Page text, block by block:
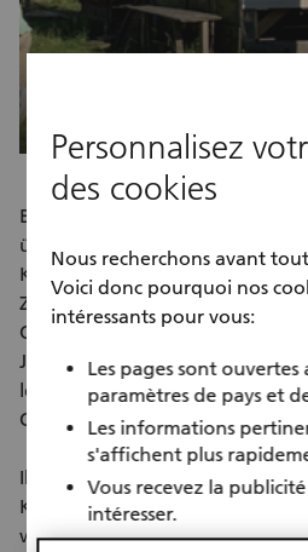
Engagieren Sie sich in der
übernehmen Sie eine
Kassierin oder Kassier im
Zürich-Affoltern. Sie
Organisation, erstellen
Jahresrechnung vor und tragen
lebendiger Begegnungsort für
Quartier bestehen bleibt.
Ihr Einsatz bietet Ihnen die
Kompetenzen im Finanzbereich
weiterzuentwickeln,
Personnalisez
des cookies
Nous recherchons avant
Voici donc pourquoi nos
intéressants pour vous:
Les pages sont ouvertes
paramètres de pays et
Les informations
s'affichent plus
Vous recevez la
intéresser.